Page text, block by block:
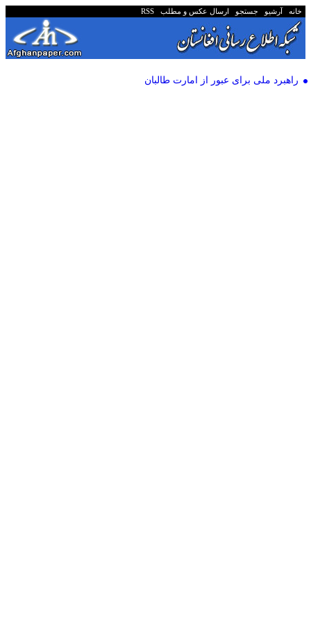
خانه آرشیو جستجو ارسال عکس و مطلب RSS
راهبرد ملی برای عبور از امارت طالبان